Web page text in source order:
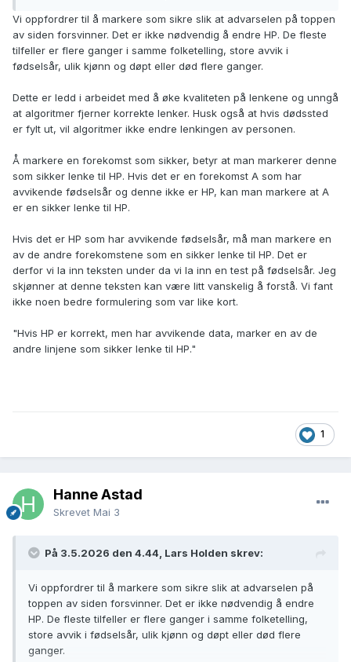
spesifisert på toppen under navnet - da er det lett å
markere som sikker og få fjernet avviket og det gule
feltet.
Nå er det imidlertid kommet en melding på dette gule
feltet der det bes om at en av hendelsene som regnes
sikker blir markert - særlig med hensyn til fødselsår/dato.
dere egentlig at vi skal bytte HP? Eller noe annet?
Vi oppfordrer til å markere som sikre slik at advarselen på toppen
av siden forsvinner. Det er ikke nødvendig å endre HP. De fleste
tilfeller er flere ganger i samme folketelling, store avvik i
fødselsår, ulik kjønn og døpt eller død flere ganger.
Dette er ledd i arbeidet med å øke kvaliteten på lenkene og unngå
at algoritmer fjerner korrekte lenker. Husk også at hvis dødssted
er fylt ut, vil algoritmer ikke endre lenkingen av personen.
Å markere en forekomst som sikker, betyr at man markerer denne
som sikker lenke til HP. Hvis det er en forekomst A som har
avvikende fødselsår og denne ikke er HP, kan man markere at A
er en sikker lenke til HP.
Hvis det er HP som har avvikende fødselsår, må man markere en
av de andre forekomstene som en sikker lenke til HP. Det er
derfor vi la inn teksten under da vi la inn en test på fødselsår. Jeg
skjønner at denne teksten kan være litt vanskelig å forstå. Vi fant
ikke noen bedre formulering som var like kort.
"Hvis HP er korrekt, men har avvikende data, marker en av de
andre linjene som sikker lenke til HP."
1
Hanne Astad
Skrevet Mai 3
På 3.5.2026 den 4.44, Lars Holden skrev:
Vi oppfordrer til å markere som sikre slik at advarselen på
toppen av siden forsvinner. Det er ikke nødvendig å endre
HP. De fleste tilfeller er flere ganger i samme folketelling,
store avvik i fødselsår, ulik kjønn og døpt eller død flere
ganger.